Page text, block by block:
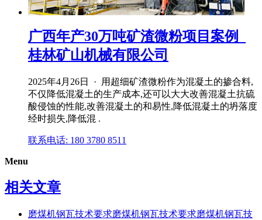
广西年产30万吨矿渣微粉项目案例_
桂林矿山机械有限公司
2025年4月26日 · 用超细矿渣微粉作为混凝土的掺合料,
不仅降低混凝土的生产成本,还可以大大改善混凝土抗硫
酸侵蚀的性能,改善混凝土的和易性,降低混凝土的坍落度
经时损失,降低混 .
联系电话: 180 3780 8511
Menu
相关文章
磨煤机钢瓦技术要求磨煤机钢瓦技术要求磨煤机钢瓦技